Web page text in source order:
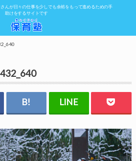
さんが日々の仕事を少しでも余裕をもって進めるための手
助けをするサイトです